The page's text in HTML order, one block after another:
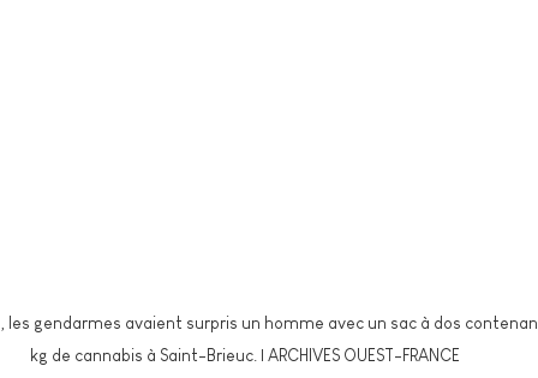
les gendarmes avaient surpris un homme avec un sac à dos
kg de cannabis à Saint-Brieuc. | ARCHIVES OUEST-FRANCE